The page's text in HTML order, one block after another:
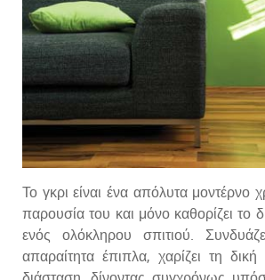
Το γκρι είναι ένα απόλυτα μοντέρνο
παρουσία του και μόνο καθορίζει το
ενός ολόκληρου σπιτιού.
απαραίτητα έπιπλα, χαρίζει τη δική